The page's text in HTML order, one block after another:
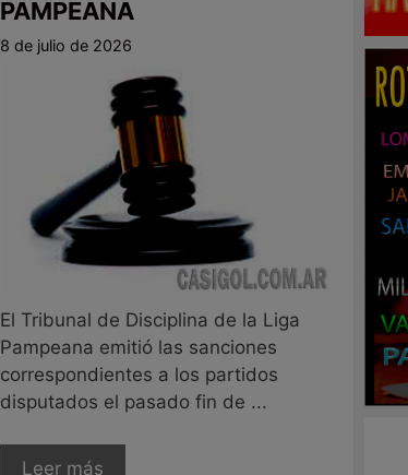
PAMPEANA
8 de julio de 2026
El Tribunal de Disciplina de la Liga
Pampeana emitió las sanciones
correspondientes a los partidos
disputados el pasado fin de ...
Leer más